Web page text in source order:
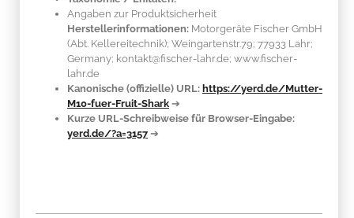
Angaben zur Produktsicherheit
Herstellerinformationen: Motorgeräte Fischer GmbH
(Abt. Kellereitechnik); Weingartenstr.79; 77933 Lahr;
Germany; kontakt@fischer-lahr.de; www.fischer-
lahr.de
Kanonische (offizielle) URL: https://yerd.de/Mutter-
M10-fuer-Fruit-Shark ➔
Kurze URL-Schreibweise für Browser-Eingabe:
yerd.de/?a=3157 ➔